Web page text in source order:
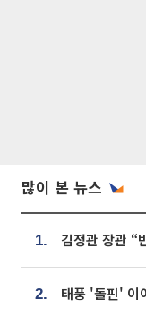
많이 본 뉴스
1.
2.